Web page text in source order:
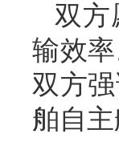
双方
输效
双方
舶自